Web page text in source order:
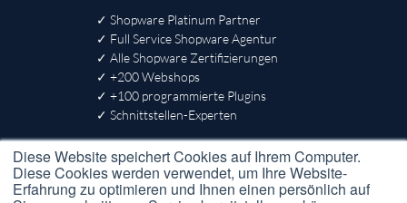
Diese Website speichert Cookies auf Ihrem Computer.
Diese Cookies werden verwendet, um Ihre Website-
Erfahrung zu optimieren und Ihnen einen persönlich auf
✓ Shopware Platinum Partner
✓ Full Service Shopware Agentur
✓ Alle Shopware Zertifizierungen
✓ +200 Webshops
✓ +100 programmierte Plugins
✓ Schnittstellen-Experten
Social Media